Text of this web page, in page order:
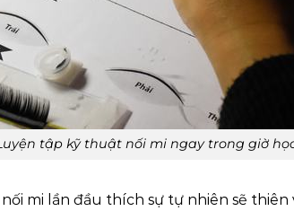
tập kỹ thuật nối mi ngay trong giờ
mi lần đầu thích sự tự nhiên sẽ thiên